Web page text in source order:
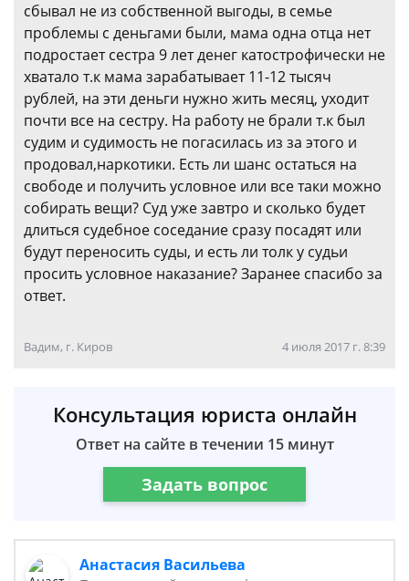
сбывал не из собственной выгоды, в семье
проблемы с деньгами были, мама одна отца нет
подростает сестра 9 лет денег катострофически не
хватало т.к мама зарабатывает 11-12 тысяч
рублей, на эти деньги нужно жить месяц, уходит
почти все на сестру. На работу не брали т.к был
судим и судимость не погасилась из за этого и
продовал,наркотики. Есть ли шанс остаться на
свободе и получить условное или все таки можно
собирать вещи? Суд уже завтро и сколько будет
длиться судебное соседание сразу посадят или
будут переносить суды, и есть ли толк у судьи
просить условное наказание? Заранее спасибо за
ответ.
Вадим, г. Киров 4 июля 2017 г. 8:39
Консультация юриста онлайн
Ответ на сайте в течении 15 минут
Задать вопрос
Анастасия Васильева